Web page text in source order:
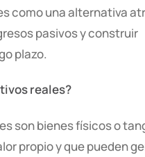
como una alternativa
pasivos y construir
plazo.
reales?
son bienes físicos o
propio y que pueden